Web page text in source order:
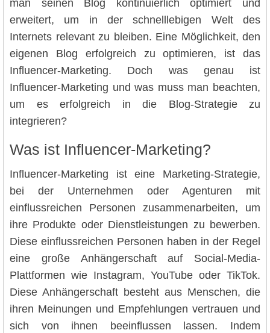
man seinen Blog kontinuierlich optimiert und
erweitert, um in der schnelllebigen Welt des
Internets relevant zu bleiben. Eine Möglichkeit, den
eigenen Blog erfolgreich zu optimieren, ist das
Influencer-Marketing. Doch was genau ist
Influencer-Marketing und was muss man beachten,
um es erfolgreich in die Blog-Strategie zu
integrieren?
Was ist Influencer-Marketing?
Influencer-Marketing ist eine Marketing-Strategie,
bei der Unternehmen oder Agenturen mit
einflussreichen Personen zusammenarbeiten, um
ihre Produkte oder Dienstleistungen zu bewerben.
Diese einflussreichen Personen haben in der Regel
eine große Anhängerschaft auf Social-Media-
Plattformen wie Instagram, YouTube oder TikTok.
Diese Anhängerschaft besteht aus Menschen, die
ihren Meinungen und Empfehlungen vertrauen und
sich von ihnen beeinflussen lassen. Indem